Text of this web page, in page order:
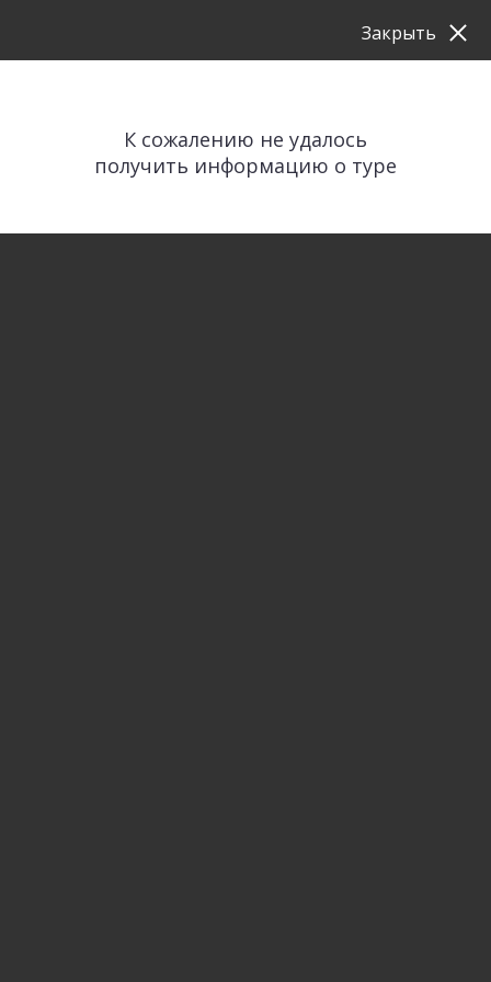
К сожалению не удалось
получить информацию о туре
Закрыть